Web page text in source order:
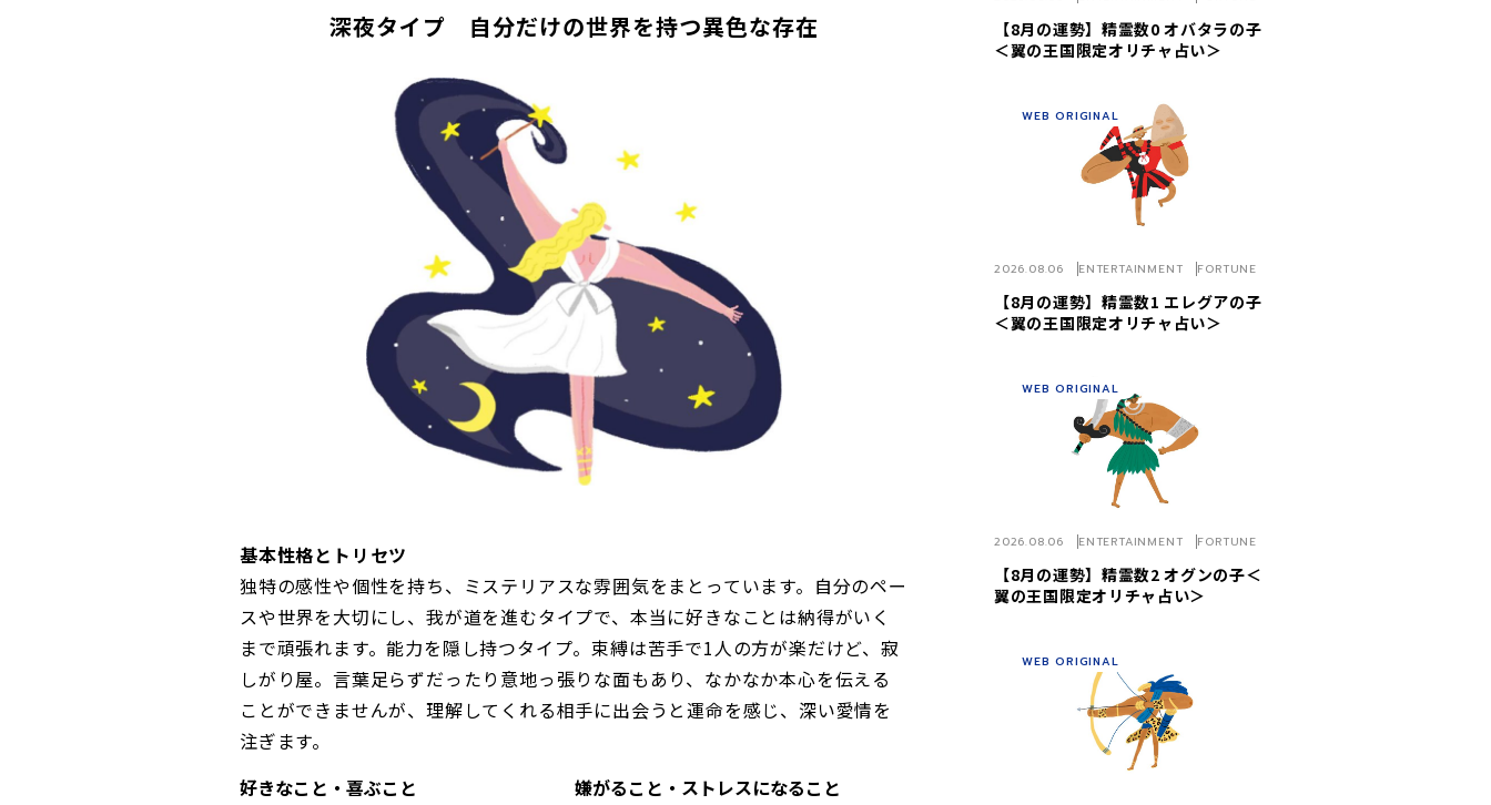
深夜タイプ 自分だけの世界を持つ異色な存在
基本性格とトリセツ
独特の感性や個性を持ち、ミステリアスな雰囲気をまとっています。自分のペー
スや世界を大切にし、我が道を進むタイプで、本当に好きなことは納得がいく
まで頑張れます。能力を隠し持つタイプ。束縛は苦手で1人の方が楽だけど、寂
しがり屋。言葉足らずだったり意地っ張りな面もあり、なかなか本心を伝える
ことができませんが、理解してくれる相手に出会うと運命を感じ、深い愛情を
注ぎます。
好きなこと・喜ぶこと
嫌がること・ストレスになること
【8月の運勢】精霊数0 オバタラの子
＜翼の王国限定オリチャ占い＞
【8月の運勢】精霊数1 エレグアの子
＜翼の王国限定オリチャ占い＞
2026.08.06 ENTERTAINMENT FORTUNE
WEB ORIGINAL
【8月の運勢】精霊数2 オグンの子＜
翼の王国限定オリチャ占い＞
2026.08.06 ENTERTAINMENT FORTUNE
WEB ORIGINAL
WEB ORIGINAL